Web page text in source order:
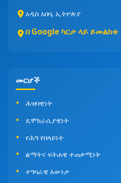
አዲስ አበባ, ኢትዮጵያ
በ Google ካርታ ላይ ይመልከቱ
መርሆች
ሕዝባዊነት
ዴሞክራሲያዊነት
የሕግ የበላይነት
ልማትና ፍትሐዊ ተጠቃሚነት
ተግባራዊ እውነታ